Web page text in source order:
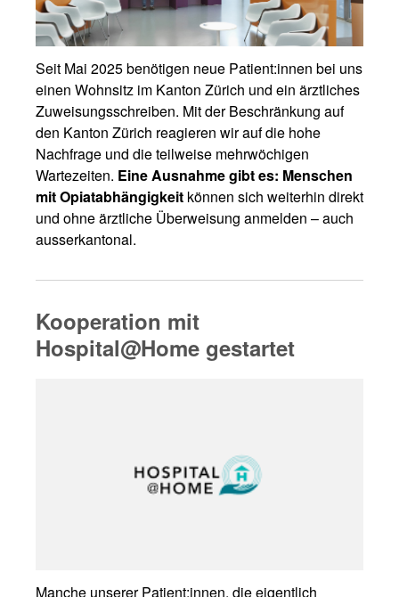
Seit Mai 2025 benötigen neue Patient:innen bei uns
einen Wohnsitz im Kanton Zürich und ein ärztliches
Zuweisungsschreiben. Mit der Beschränkung auf
den Kanton Zürich reagieren wir auf die hohe
Nachfrage und die teilweise mehrwöchigen
Wartezeiten. Eine Ausnahme gibt es: Menschen
mit Opiatabhängigkeit können sich weiterhin direkt
und ohne ärztliche Überweisung anmelden – auch
ausserkantonal.
Kooperation mit
Hospital@Home gestartet
Manche unserer Patient:innen, die eigentlich